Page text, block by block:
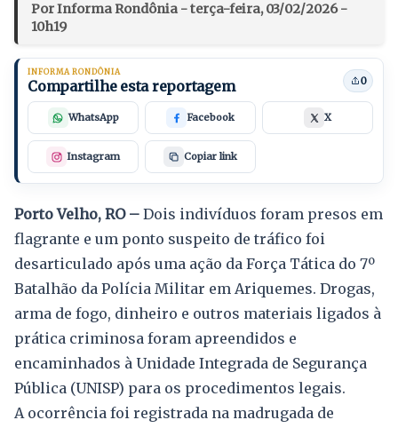
Por Informa Rondônia - terça-feira, 03/02/2026 -
10h19
INFORMA RONDÔNIA
Compartilhe esta reportagem 0
WhatsApp Facebook X
Instagram Copiar link
Porto Velho, RO – Dois indivíduos foram presos em
flagrante e um ponto suspeito de tráfico foi
desarticulado após uma ação da Força Tática do 7º
Batalhão da Polícia Militar em Ariquemes. Drogas,
arma de fogo, dinheiro e outros materiais ligados à
prática criminosa foram apreendidos e
encaminhados à Unidade Integrada de Segurança
Pública (UNISP) para os procedimentos legais.
A ocorrência foi registrada na madrugada de